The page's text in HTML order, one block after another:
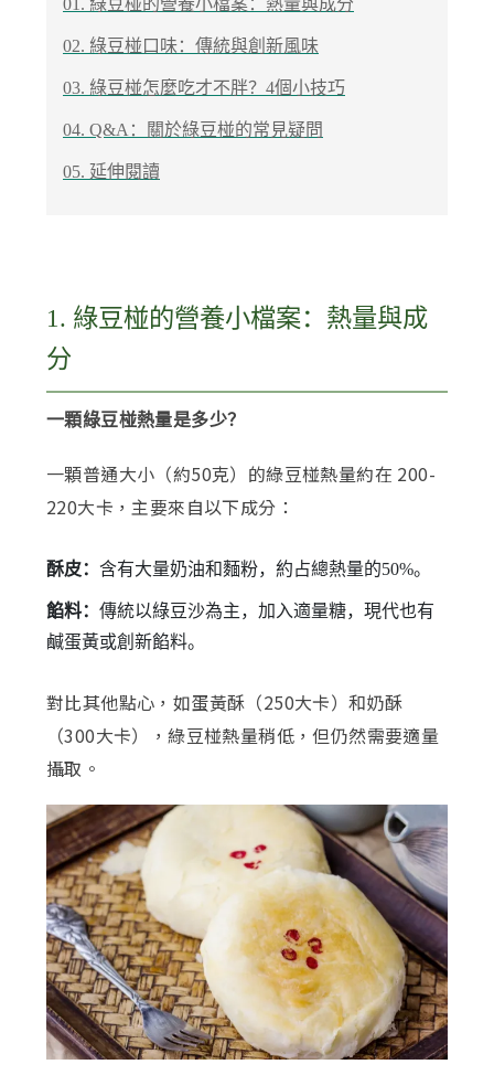
01. 綠豆椪的營養小檔案：熱量與成分
02. 綠豆椪口味：傳統與創新風味
03. 綠豆椪怎麼吃才不胖？4個小技巧
04. Q&A：關於綠豆椪的常見疑問
05. 延伸閱讀
1. 綠豆椪的營養小檔案：熱量與成
分
一顆綠豆椪熱量是多少？
一顆普通大小（約50克）的綠豆椪熱量約在 200-
220大卡，主要來自以下成分：
酥皮： 含有大量奶油和麵粉，約占總熱量的50%。
餡料： 傳統以綠豆沙為主，加入適量糖，現代也有
鹹蛋黃或創新餡料。
對比其他點心，如蛋黃酥（250大卡）和奶酥
（300大卡），綠豆椪熱量稍低，但仍然需要適量
攝取。